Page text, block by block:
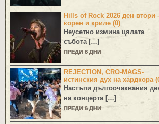
Hills of Rock 2026 ден втори
корен и криле (0)
Неусетно измина цялата
събота […]
ПРЕДИ 6 ДНИ
REJECTION, CRO-MAGS-
истинския дух на хардкора
Настъпи дългоочаквания
на концерта […]
ПРЕДИ 6 ДНИ